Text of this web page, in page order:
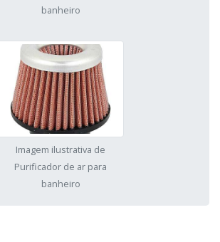
banheiro
Imagem ilustrativa de
Purificador de ar para
banheiro